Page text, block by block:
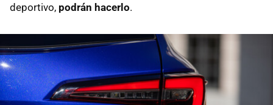
deportivo, podrán hacerlo.